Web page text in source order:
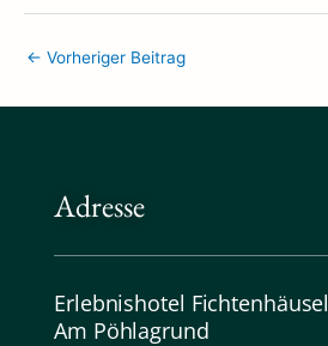
← Vorheriger Beitrag
Adresse
Erlebnishotel Fichtenhäusel
Am Pöhlagrund